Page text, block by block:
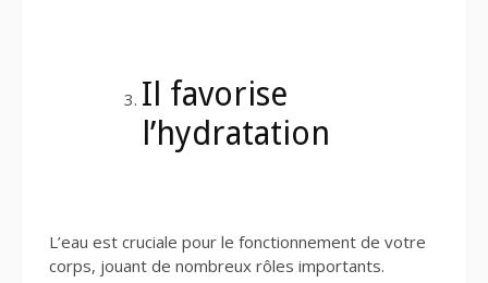
Il favorise
l’hydratation
L’eau est cruciale pour le fonctionnement de votre
corps, jouant de nombreux rôles importants.